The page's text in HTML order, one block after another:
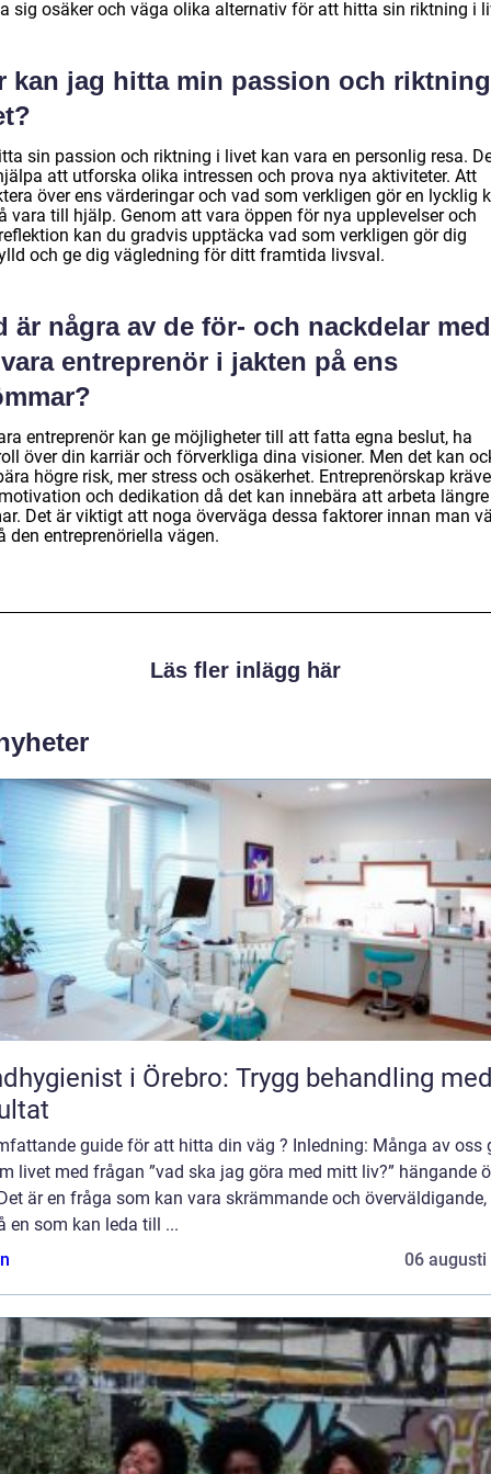
sig osäker och väga olika alternativ för att hitta sin riktning i
kan jag hitta min passion och
sin passion och riktning i livet kan vara en personlig resa.
att utforska olika intressen och prova nya aktiviteter. Att
över ens värderingar och vad som verkligen gör en lycklig
vara till hjälp. Genom att vara öppen för nya upplevelser och
kan du gradvis upptäcka vad som verkligen gör dig
och ge dig vägledning för ditt framtida livsval.
är några av de för- och nackdelar med
entreprenör i jakten på ens
entreprenör kan ge möjligheter till att fatta egna beslut, ha
över din karriär och förverkliga dina visioner. Men det kan
högre risk, mer stress och osäkerhet. Entreprenörskap
och dedikation då det kan innebära att arbeta längre
Det är viktigt att noga överväga dessa faktorer innan man
den entreprenöriella vägen.
Läs fler inlägg här
i Örebro: Trygg behandling
guide för att hitta din väg ? Inledning: Många av oss
livet med frågan ”vad ska jag göra med mitt liv?” hängande
är en fråga som kan vara skrämmande och överväldigande,
en som kan leda till ...
06 augusti